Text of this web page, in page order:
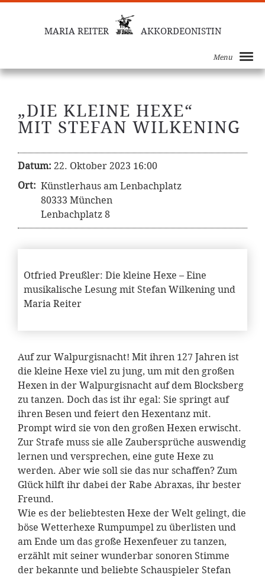
MARIA REITER AKKORDEONISTIN
Menu
„DIE KLEINE HEXE“
MIT STEFAN WILKENING
Datum: 22. Oktober 2023 16:00
Ort: Künstlerhaus am Lenbachplatz
80333 München
Lenbachplatz 8
Otfried Preußler: Die kleine Hexe – Eine
musikalische Lesung mit Stefan Wilkening und
Maria Reiter
Auf zur Walpurgisnacht! Mit ihren 127 Jahren ist
die kleine Hexe viel zu jung, um mit den großen
Hexen in der Walpurgisnacht auf dem Blocksberg
zu tanzen. Doch das ist ihr egal: Sie springt auf
ihren Besen und feiert den Hexentanz mit.
Prompt wird sie von den großen Hexen erwischt.
Zur Strafe muss sie alle Zaubersprüche auswendig
lernen und versprechen, eine gute Hexe zu
werden. Aber wie soll sie das nur schaffen? Zum
Glück hilft ihr dabei der Rabe Abraxas, ihr bester
Freund.
Wie es der beliebtesten Hexe der Welt gelingt, die
böse Wetterhexe Rumpumpel zu überlisten und
am Ende um das große Hexenfeuer zu tanzen,
erzählt mit seiner wunderbar sonoren Stimme
der bekannte und beliebte Schauspieler Stefan